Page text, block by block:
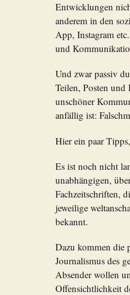
Entwicklungen
anderem in den
App, Instagram
und
Und zwar passiv
Teilen, Posten
unschöner
anfällig ist:
Hier ein paar
Es ist noch nicht
unabhängigen,
Fachzeitschriften,
jeweilige
bekannt.
Dazu kommen die
Journalismus des
Absender wollen
Offensichtlichkeit